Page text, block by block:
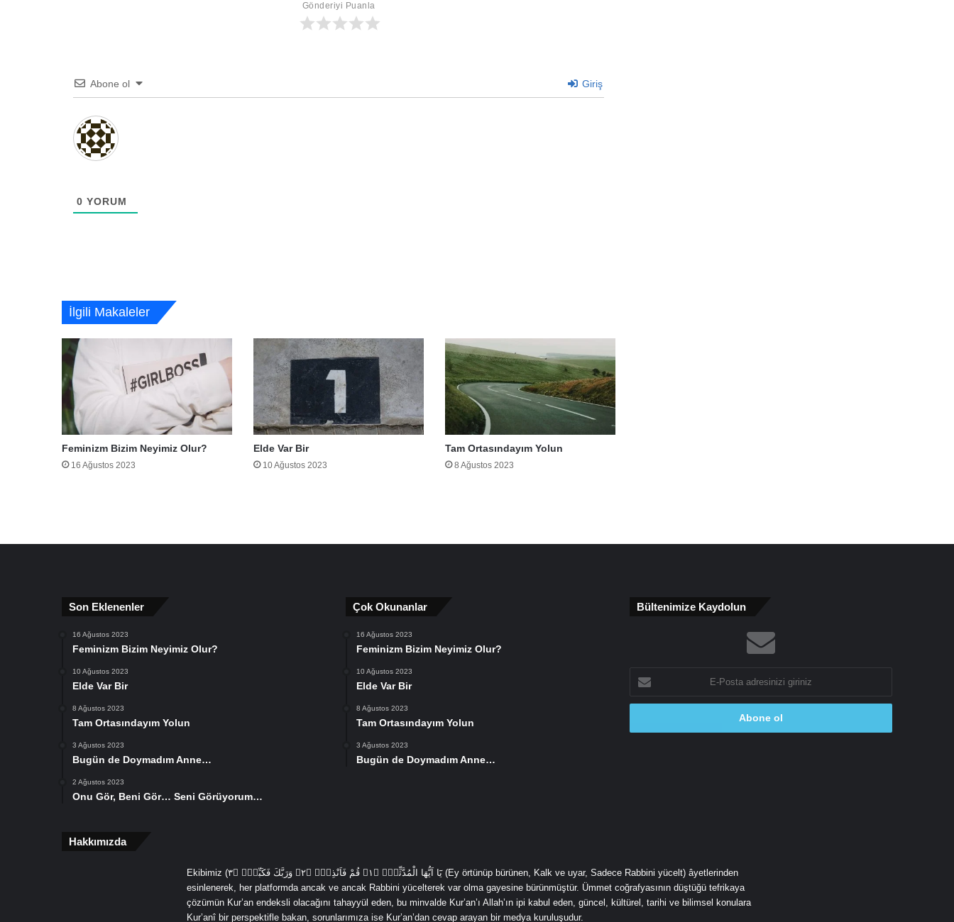
Gönderiyi Puanla
Abone ol Giriş
0 YORUM
İlgili Makaleler
Feminizm Bizim Neyimiz Olur?
16 Ağustos 2023
Elde Var Bir
10 Ağustos 2023
Tam Ortasındayım Yolun
8 Ağustos 2023
Son Eklenenler
16 Ağustos 2023
Feminizm Bizim Neyimiz Olur?
10 Ağustos 2023
Elde Var Bir
8 Ağustos 2023
Tam Ortasındayım Yolun
3 Ağustos 2023
Bugün de Doymadım Anne…
2 Ağustos 2023
Onu Gör, Beni Gör… Seni Görüyorum…
Çok Okunanlar
16 Ağustos 2023
Feminizm Bizim Neyimiz Olur?
10 Ağustos 2023
Elde Var Bir
8 Ağustos 2023
Tam Ortasındayım Yolun
3 Ağustos 2023
Bugün de Doymadım Anne…
Bültenimize Kaydolun
Posta
adresinizi
Hakkımızda
Ekibimiz (يَٓا اَيُّهَا الْمُدَّثِّرُۙ ﴿١﴾ قُمْ فَاَنْذِرْۙ ﴿٢﴾ وَرَبَّكَ فَكَبِّرْۙ ﴿٣ (Ey örtünüp bürünen, Kalk ve uyar, Sadece Rabbini yücelt) âyetlerinden
esinlenerek, her platformda ancak ve ancak Rabbini yücelterek var olma gayesine bürünmüştür. Ümmet coğrafyasının düştüğü tefrikaya
çözümün Kur’an endeksli olacağını tahayyül eden, bu minvalde Kur’an’ı Allah’ın ipi kabul eden, güncel, kültürel, tarihi ve bilimsel konulara
Kur’anî bir perspektifle bakan, sorunlarımıza ise Kur’an’dan cevap arayan bir medya kuruluşudur.